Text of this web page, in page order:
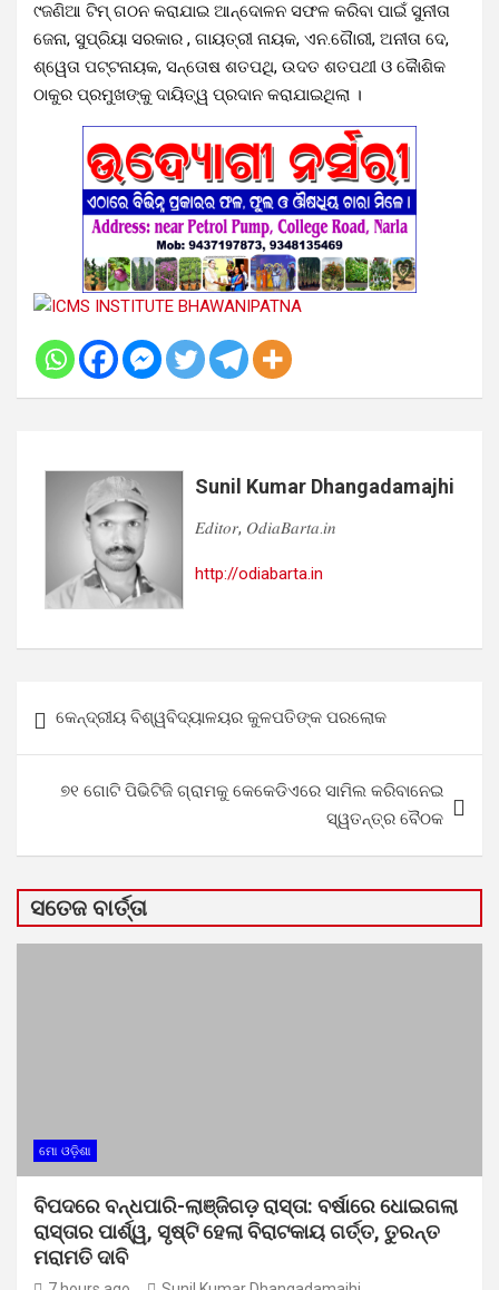
୯ଜଣିଆ ଟିମ୍ ଗଠନ କରାଯାଇ ଆନ୍ଦୋଳନ ସଫଳ କରିବା ପାଇଁ ସୁନୀତା
ଜେନା, ସୁପ୍ରିୟା ସରକାର , ଗାୟତ୍ରୀ ନାୟକ, ଏନ.ଗୈାରୀ, ଅନୀତା ଦେ,
ଶ୍ୱେତା ପଟ୍ଟନାୟକ, ସନ୍ତୋଷ ଶତପଥି, ଉଦତ ଶତପଥୀ ଓ କୈାଶିକ
ଠାକୁର ପ୍ରମୁଖଙ୍କୁ ଦାୟିତ୍ୱ ପ୍ରଦାନ କରାଯାଇଥିଲା ।
Sunil Kumar Dhangadamajhi
𝐸𝑑𝑖𝑡𝑜𝑟, 𝑂𝑑𝑖𝑎𝐵𝑎𝑟𝑡𝑎.𝑖𝑛
http://odiabarta.in
navigation
କେନ୍ଦ୍ରୀୟ ବିଶ୍ୱବିଦ୍ୟାଳୟର କୁଳପତିଙ୍କ ପରଲୋକ
୭୧ ଗୋଟି ପିଭିଟିଜି ଗ୍ରାମକୁ କେକେଡିଏରେ ସାମିଲ କରିବାନେଇ
ସ୍ୱତନ୍ତ୍ର ବୈଠକ
ସତେଜ ବାର୍ତ୍ତା
ମୋ ଓଡ଼ିଶା
ବିପଦରେ ବନ୍ଧପାରି-ଲାଞ୍ଜିଗଡ଼ ରାସ୍ତା: ବର୍ଷାରେ ଧୋଇଗଲା
ରାସ୍ତାର ପାର୍ଶ୍ୱ, ସୃଷ୍ଟି ହେଲା ବିରାଟକାୟ ଗର୍ତ୍ତ, ତୁରନ୍ତ
ମରାମତି ଦାବି